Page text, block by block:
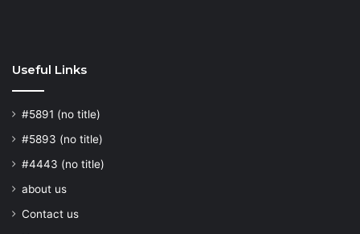
Useful Links
#5891 (no title)
#5893 (no title)
#4443 (no title)
about us
Contact us